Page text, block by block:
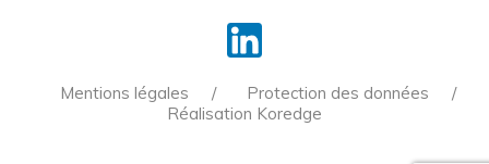
Mentions légales
Protection des données
Réalisation Koredge